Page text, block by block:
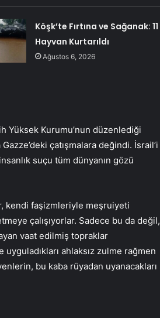
Köşk’te Fırtına ve Sağanak: 11
Hayvan Kurtarıldı
Ağustos 6, 2026
Yüksek Kurumu’nun düzenlediği
çatışmalara değindi. İsrail’i
suçu tüm dünyanın gözü
kendi faşizmleriyle meşruiyeti
çalışıyorlar. Sadece bu da değil,
vaat edilmiş topraklar
uyguladıkları ahlaksız zulme rağmen
bu kaba rüyadan uyanacakları